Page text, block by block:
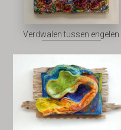
Verdwalen tussen engelen